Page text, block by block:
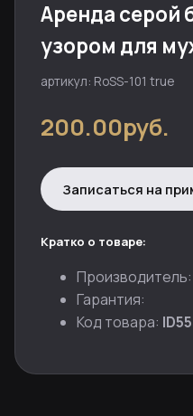
Аренда серой
узором для
артикул: RoSS-101 true
200.00руб.
Записаться на
Кратко о товаре:
Производитель:
Гарантия:
Код товара: